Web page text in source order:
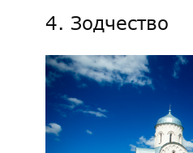
4. Зодчество